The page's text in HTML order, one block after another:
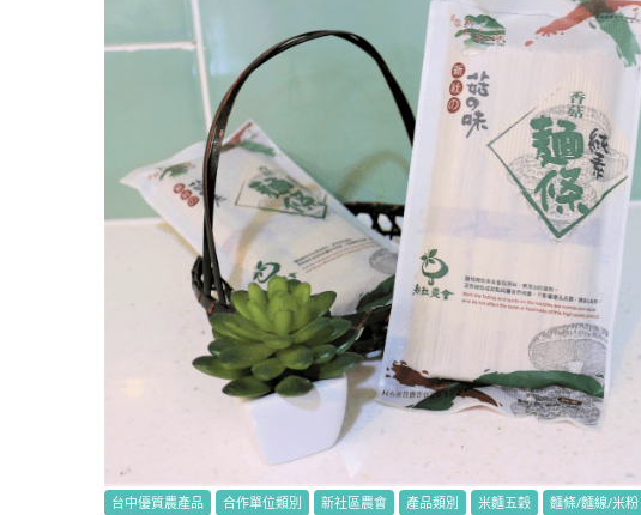
台中優質農產品 合作單位類別 新社區農會 產品類別 米麵五穀 麵條/麵線/米粉